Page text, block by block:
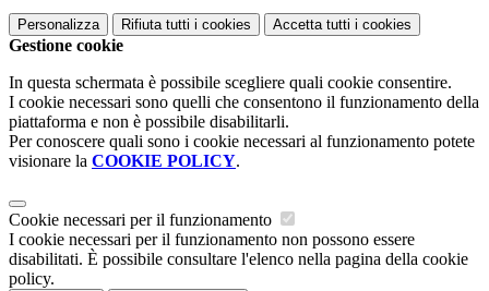
Personalizza Rifiuta tutti i cookies Accetta tutti i cookies
Gestione cookie
In questa schermata è possibile scegliere quali cookie consentire.
I cookie necessari sono quelli che consentono il funzionamento della
piattaforma e non è possibile disabilitarli.
Per conoscere quali sono i cookie necessari al funzionamento potete
visionare la COOKIE POLICY.
Cookie necessari per il funzionamento
I cookie necessari per il funzionamento non possono essere
disabilitati. È possibile consultare l'elenco nella pagina della cookie
policy.